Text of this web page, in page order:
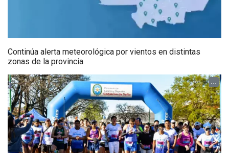
Continúa alerta meteorológica por vientos en distintas
zonas de la provincia
...